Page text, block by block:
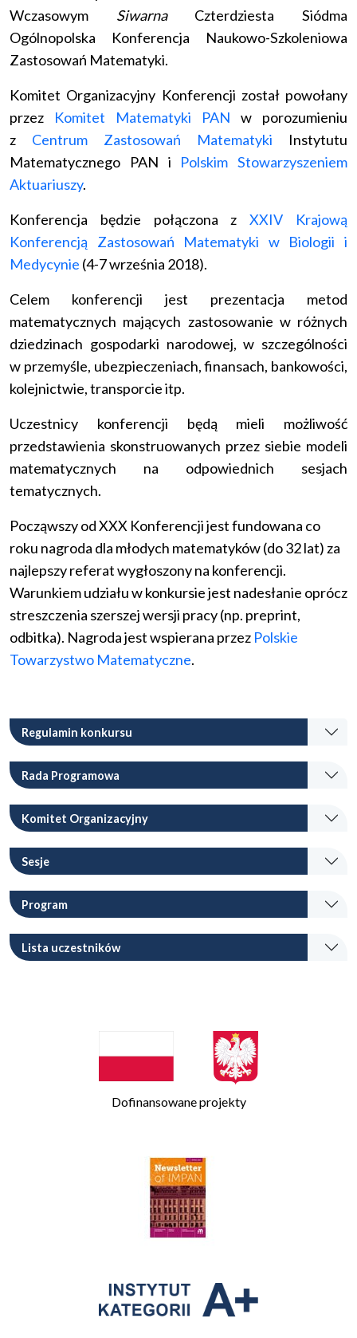
Wczasowym SiwarnaCzterdziesta Siódma
Ogólnopolska Konferencja Naukowo-Szkoleniowa
Zastosowań Matematyki.
Komitet Organizacyjny Konferencji został powołany
przez Komitet Matematyki PAN w porozumieniu
z Centrum Zastosowań Matematyki Instytutu
Matematycznego PAN i Polskim Stowarzyszeniem
Aktuariuszy.
Konferencja będzie połączona zXXIV Krajową
Konferencją Zastosowań Matematyki w Biologii i
Medycynie (4-7 września 2018).
Celem konferencji jest prezentacja metod
matematycznych mających zastosowanie w różnych
dziedzinach gospodarki narodowej, w szczególności
w przemyśle, ubezpieczeniach, finansach, bankowości,
kolejnictwie, transporcie itp.
Uczestnicy konferencji będą mieli możliwość
przedstawienia skonstruowanych przez siebie modeli
matematycznych na odpowiednich sesjach
tematycznych.
Począwszy od XXX Konferencji jest fundowana co
roku nagroda dla młodych matematyków (do 32 lat) za
najlepszy referat wygłoszony na konferencji.
Warunkiem udziału w konkursie jest nadesłanie oprócz
streszczenia szerszej wersji pracy (np. preprint,
odbitka). Nagroda jest wspierana przez Polskie
Towarzystwo Matematyczne.
Regulamin konkursu
Rada Programowa
Komitet Organizacyjny
Sesje
Program
Lista uczestników
Dofinansowane projekty